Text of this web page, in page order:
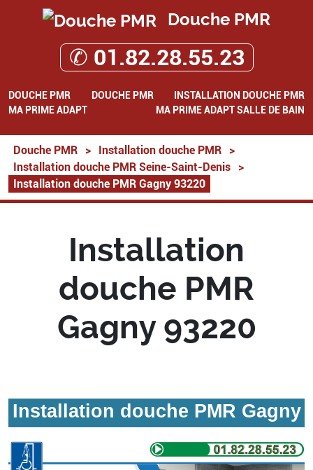
Douche PMR
✆ 01.82.28.55.23
DOUCHE PMR DOUCHE PMR
INSTALLATION DOUCHE PMR
MA PRIME ADAPT
MA PRIME ADAPT SALLE DE BAIN
Douche PMR > Installation douche PMR
>
Installation douche PMR Seine-Saint-Denis
>
Installation douche PMR Gagny 93220
Installation
douche PMR
Gagny 93220
Installation douche PMR Gagny